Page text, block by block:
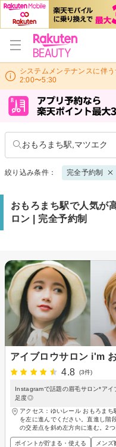
システムメンテナンスに伴
2:00〜5:30
おもろまち駅,マツエク
絞り込み条件： 完全予約制
おもろまち駅で人気が
ロン | 完全予約制
アイブロウサロン i'm
4.8
(3件)
Instagramで話題の眉毛サロン*ア
足度◎
アクセス：ゆいレール おもろま
を左に進んでください。直進し階
の交差点を斜め左方向に進む。2
ポイントが貯まる・使える メンズ